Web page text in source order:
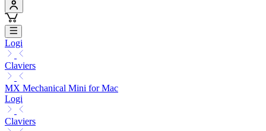
Logi
Claviers
MX Mechanical Mini for Mac
Logi
Claviers